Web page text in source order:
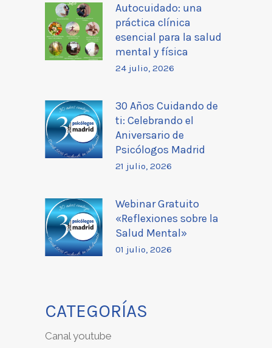
Autocuidado: una
práctica clínica
esencial para la salud
mental y física
24 julio, 2026
30 Años Cuidando de
ti: Celebrando el
Aniversario de
Psicólogos Madrid
21 julio, 2026
Webinar Gratuito
«Reflexiones sobre la
Salud Mental»
01 julio, 2026
CATEGORÍAS
Canal youtube